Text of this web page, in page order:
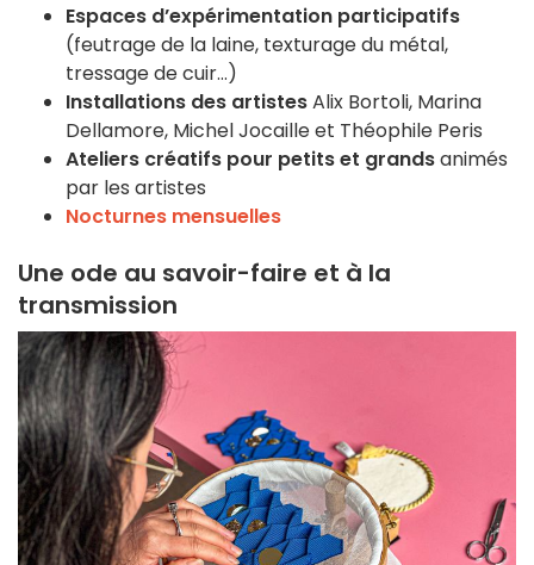
Espaces d’expérimentation participatifs
(feutrage de la laine, texturage du métal,
tressage de cuir...)
Installations des artistesAlix Bortoli, Marina
Dellamore, Michel Jocaille et Théophile Peris
Ateliers créatifs pour petits et grandsanimés
par les artistes
Nocturnes mensuelles
Une ode au savoir-faire et à la
transmission